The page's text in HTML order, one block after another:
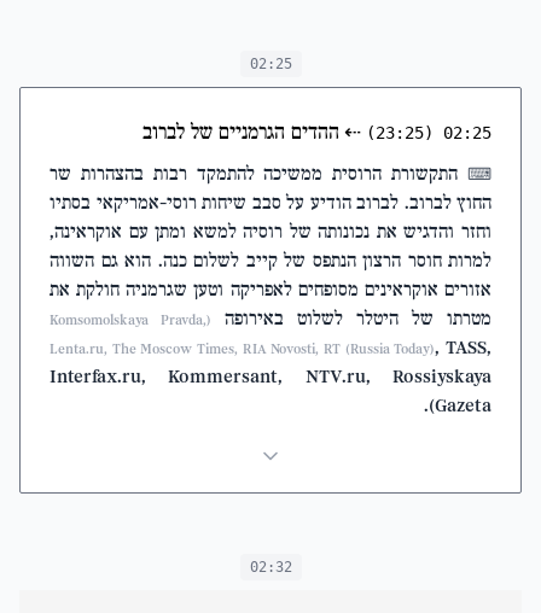
02:25
02:25
(23:25)
⇠ ההדים הגרמניים של לברוב
⌨ התקשורת הרוסית ממשיכה להתמקד רבות בהצהרות שר
החוץ לברוב. לברוב הודיע על סבב שיחות רוסי-אמריקאי בסתיו
וחזר והדגיש את נכונותה של רוסיה למשא ומתן עם אוקראינה,
למרות חוסר הרצון הנתפס של קייב לשלום כנה. הוא גם השווה
אזורים אוקראינים מסופחים לאפריקה וטען שגרמניה חולקת את
מטרתו של היטלר לשלוט באירופה
(Komsomolskaya Pravda,
Lenta.ru, The Moscow Times, RIA Novosti, RT (Russia Today), TASS,
Interfax.ru, Kommersant, NTV.ru, Rossiyskaya
Gazeta).
02:32